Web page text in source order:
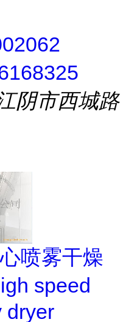
阴市西城路
喷雾干燥
speed
dryer